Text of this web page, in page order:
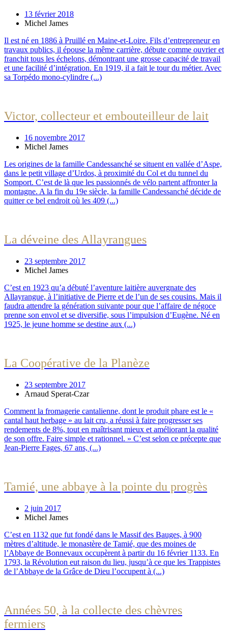
13 février 2018
Michel James
Il est né en 1886 à Pruillé en Maine-et-Loire. Fils d’entrepreneur en
travaux publics, il épouse la même carrière, débute comme ouvrier et
franchit tous les échelons, démontrant une grosse capacité de travail
et une facilité d’intégration. En 1919, il a fait le tour du métier. Avec
sa Torpédo mono-cylindre (...)
Victor, collecteur et embouteilleur de lait
16 novembre 2017
Michel James
Les origines de la famille Candessanché se situent en vallée d’Aspe,
dans le petit village d’Urdos, à proximité du Col et du tunnel du
Somport. C’est de là que les passionnés de vélo partent affronter la
montagne. A la fin du 19e siècle, la famille Candessanché décide de
quitter ce bel endroit où les 409 (...)
La déveine des Allayrangues
23 septembre 2017
Michel James
C’est en 1923 qu’a débuté l’aventure laitière auvergnate des
Allayrangue, à l’initiative de Pierre et de l’un de ses cousins. Mais il
faudra attendre la génération suivante pour que l’affaire de négoce
prenne son envol et se diversifie, sous l’impulsion d’Eugène. Né en
1925, le jeune homme se destine aux (...)
La Coopérative de la Planèze
23 septembre 2017
Arnaud Sperat-Czar
Comment la fromagerie cantalienne, dont le produit phare est le «
cantal haut herbage » au lait cru, a réussi à faire progresser ses
rendements de 8%, tout en maîtrisant mieux et améliorant la qualité
de son offre. Faire simple et rationnel. » C’est selon ce précepte que
Jean-Pierre Fages, 67 ans, (...)
Tamié, une abbaye à la pointe du progrès
2 juin 2017
Michel James
C’est en 1132 que fut fondé dans le Massif des Bauges, à 900
mètres d’altitude, le monastère de Tamié, que des moines de
l’Abbaye de Bonnevaux occupèrent à partir du 16 février 1133. En
1793, la Révolution eut raison du lieu, jusqu’à ce que les Trappistes
de l’Abbaye de la Grâce de Dieu l’occupent à (...)
Années 50, à la collecte des chèvres
fermiers